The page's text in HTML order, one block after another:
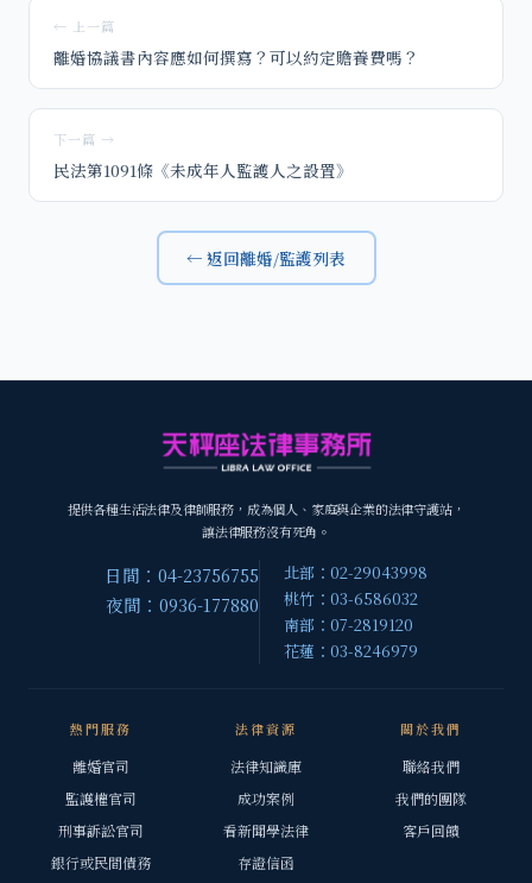
← 上一篇
離婚協議書內容應如何撰寫？可以約定贍養費嗎？
下一篇 →
民法第1091條《未成年人監護人之設置》
← 返回離婚/監護列表
提供各種生活法律及律師服務，成為個人、家庭與企業的法律守護站，
讓法律服務沒有死角。
日間：04-23756755
夜間：0936-177880
北部：02-29043998
桃竹：03-6586032
南部：07-2819120
花蓮：03-8246979
熱門服務
離婚官司
監護權官司
刑事訴訟官司
銀行或民間債務
法律資源
法律知識庫
成功案例
看新聞學法律
存證信函
關於我們
聯絡我們
我們的團隊
客戶回饋